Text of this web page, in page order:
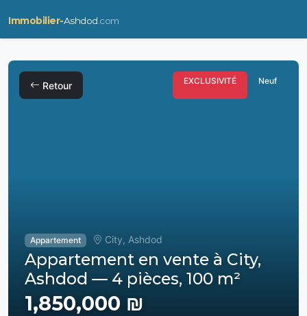
Immobilier-Ashdod .com
Retour EXCLUSIVITÉ Neuf
Appartement City, Ashdod
Appartement en vente à City,
Ashdod — 4 pièces, 100 m²
1,850,000 ₪